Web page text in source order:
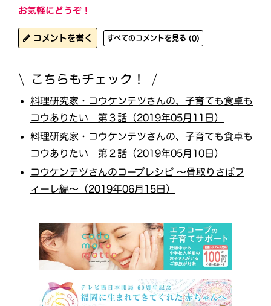
お気軽にどうぞ！
コメントを書く すべてのコメントを見る (0)
こちらもチェック！
料理研究家・コウケンテツさんの、子育ても食卓も
コウありたい 第３話（2019年05月11日）
料理研究家・コウケンテツさんの、子育ても食卓も
コウありたい 第２話（2019年05月10日）
コウケンテツさんのコープレシピ ～骨取りさばフ
ィーレ編～（2019年06月15日）